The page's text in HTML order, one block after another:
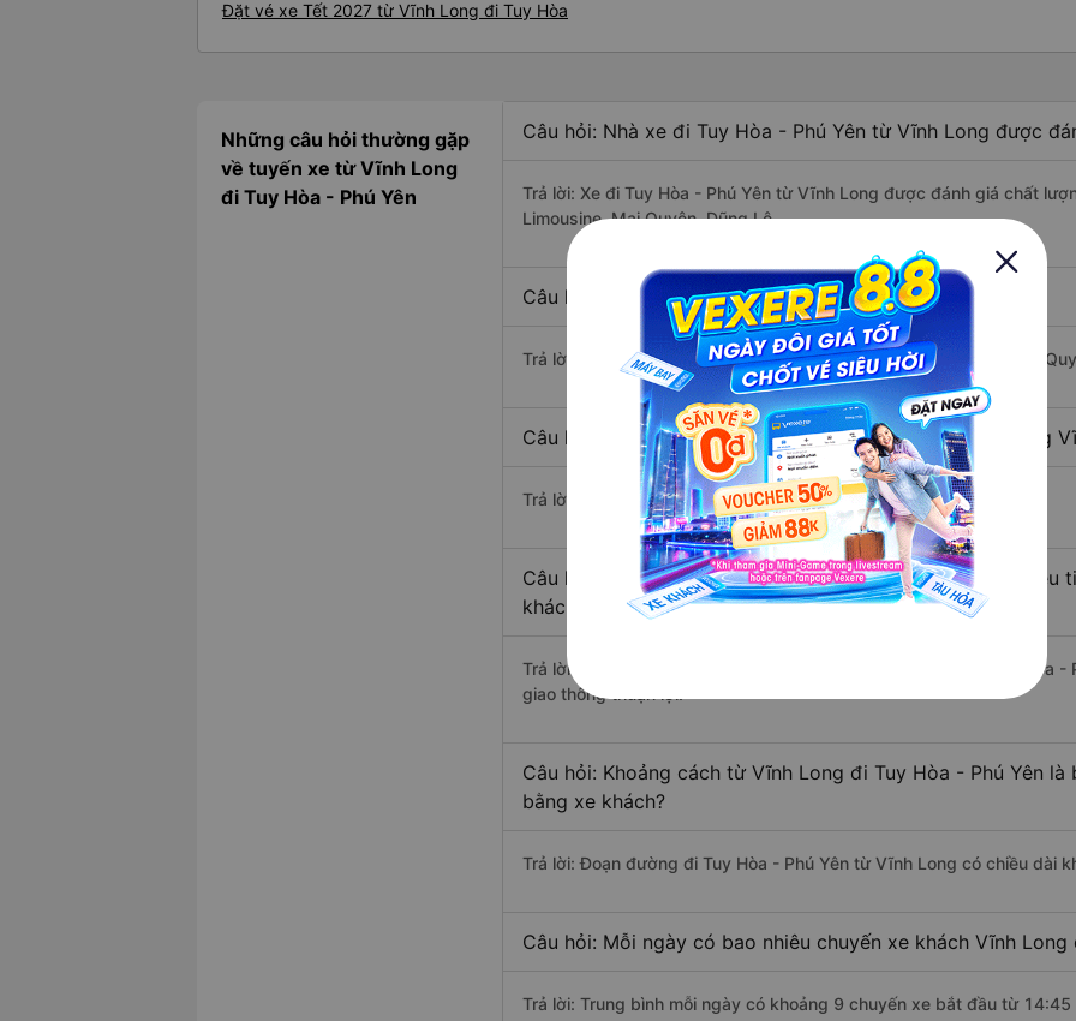
Đặt vé xe Tết 2027 từ Vĩnh Long đi Tuy Hòa
Những câu hỏi thường gặp
về tuyến xe từ Vĩnh Long
đi Tuy Hòa - Phú Yên
Câu hỏi: Nhà xe đi Tuy Hòa - Phú Yên từ Vĩnh Long được
Trả lời: Xe đi Tuy Hòa - Phú Yên từ Vĩnh Long được đánh giá chất
Limousine, Mai Quyên, Dũng Lệ.
Câu hỏi: Xe nào đi Tuy Hòa - Phú Yên có giá rẻ nhất?
Trả lời: Vé xe rẻ nhất có mức giá là 600.000 đồng của nhà xe Mai
Câu hỏi: Có bao nhiêu nhà xe đang khai thác tuyến đường
Trả lời: Hiện tại có 6 nhà xe khai thác tuyến đường.
Câu hỏi: Từ Vĩnh Long đi Tuy Hòa - Phú Yên mất bao nhiêu
khách?
Trả lời: Thời gian di chuyển bằng xe khách từ Vĩnh Long đi Tuy Hòa -
giao thông thuận lợi.
Câu hỏi: Khoảng cách từ Vĩnh Long đi Tuy Hòa - Phú Yên là
bằng xe khách?
Trả lời: Đoạn đường đi Tuy Hòa - Phú Yên từ Vĩnh Long có chiều dài
Câu hỏi: Mỗi ngày có bao nhiêu chuyến xe khách Vĩnh Long
Trả lời: Trung bình mỗi ngày có khoảng 9 chuyến xe bắt đầu từ